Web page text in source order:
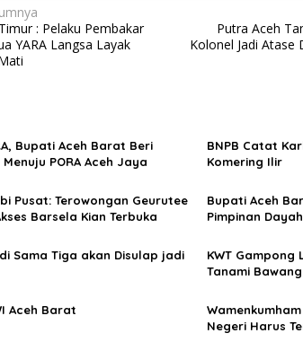
: Pelaku Pembakar
YARA Langsa Layak
Putra Aceh
Kolonel Jadi Atase
Bupati Aceh Barat Beri
PORA Aceh Jaya
BNPB Catat
Komering Ilir
Pusat: Terowongan Geurutee
Barsela Kian Terbuka
Bupati Aceh
Pimpinan
Sama Tiga akan Disulap jadi
KWT Gampong
Tanami
Aceh Barat
Negeri Harus